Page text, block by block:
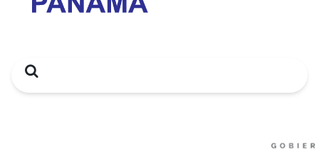
Search